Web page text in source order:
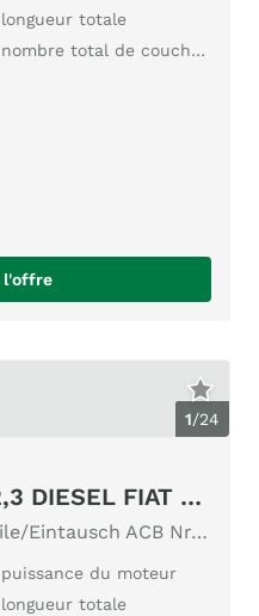
longueur totale
nombre total de couchages
l'offre
1/24
Laika ECOVIP 609 2,3 DIESEL FIAT DUCATO
ACB Ankauf v. Wohnmobile/Eintausch ACB Nr. 949 Längsbett
puissance du moteur
longueur totale